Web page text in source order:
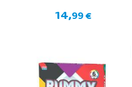
14,99 €